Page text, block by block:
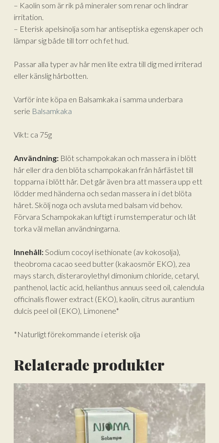
– Kaolin som är rik på mineraler som renar och lindrar
irritation.
– Eterisk apelsinolja som har antiseptiska egenskaper och
lämpar sig både till torr och fet hud.
Passar alla typer av hår men lite extra till dig med irriterad
eller känslig hårbotten.
Varför inte köpa en Balsamkaka i samma underbara
serie Balsamkaka
Vikt: ca 75g
Användning: Blöt schampokakan och massera in i blött
hår eller dra den blöta schampokakan från hårfästet till
topparna i blött hår. Det går även bra att massera upp ett
lödder med händerna och sedan massera in i det blöta
håret. Skölj noga och avsluta med balsam vid behov.
Förvara Schampokakan luftigt i rumstemperatur och låt
torka väl mellan användningarna.
Innehåll:Sodium cocoyl isethionate (av kokosolja),
theobroma cacao seed butter (kakaosmör EKO), zea
mays starch, disteraroylethyl dimonium chloride, cetaryl,
panthenol, lactic acid, helianthus annuus seed oil, calendula
officinalis flower extract (EKO), kaolin, citrus aurantium
dulcis peel oil (EKO), Limonene*
*Naturligt förekommande i eterisk olja
Relaterade produkter